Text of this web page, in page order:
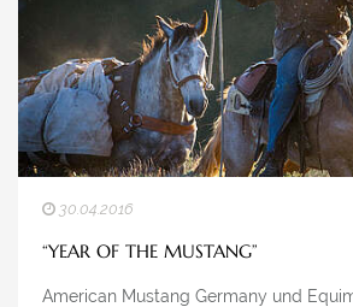
30.04.2016
“YEAR OF THE MUSTANG”
American Mustang Germany und